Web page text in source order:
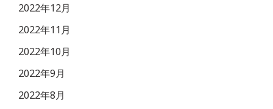
2022年12月
2022年11月
2022年10月
2022年9月
2022年8月